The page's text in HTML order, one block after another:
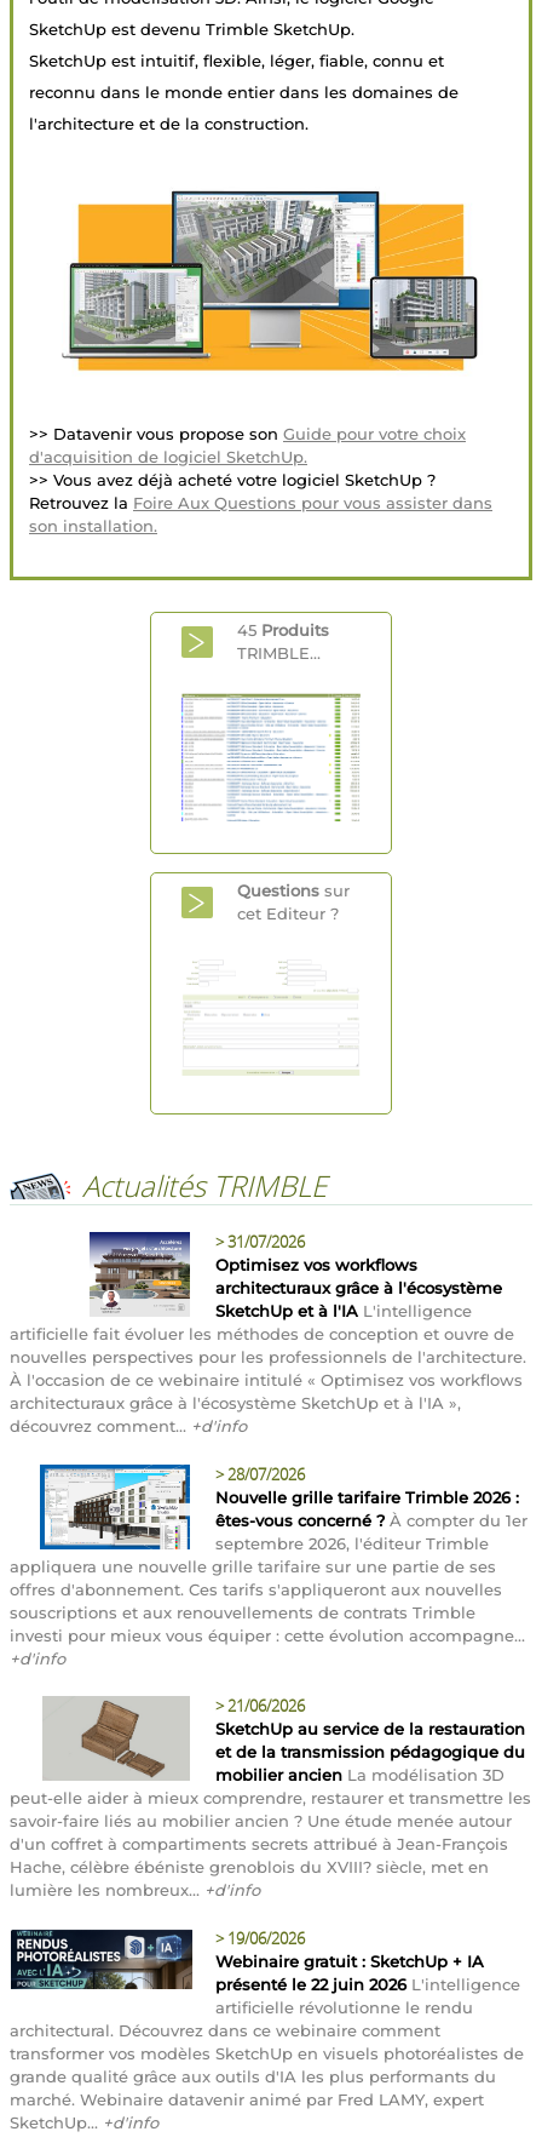
SketchUp est devenu Trimble SketchUp.
SketchUp est intuitif, flexible, léger, fiable, connu et
reconnu dans le monde entier dans les domaines de
l'architecture et de la construction.
>> Datavenir vous propose son Guide pour votre choix
d'acquisition de logiciel SketchUp.
>> Vous avez déjà acheté votre logiciel SketchUp ?
Retrouvez la Foire Aux Questions pour vous assister dans
son installation.
45 Produits
TRIMBLE...
Questions sur
cet Editeur ?
Actualités TRIMBLE
>31/07/2026
Optimisez vos workflows
architecturaux grâce à l'écosystème
SketchUp et à l'IA L'intelligence
artificielle fait évoluer les méthodes de conception et ouvre de
nouvelles perspectives pour les professionnels de l'architecture.
À l'occasion de ce webinaire intitulé « Optimisez vos workflows
architecturaux grâce à l'écosystème SketchUp et à l'IA »,
découvrez comment... +d'info
>28/07/2026
Nouvelle grille tarifaire Trimble 2026 :
êtes-vous concerné ? À compter du 1er
septembre 2026, l'éditeur Trimble
appliquera une nouvelle grille tarifaire sur une partie de ses
offres d'abonnement. Ces tarifs s'appliqueront aux nouvelles
souscriptions et aux renouvellements de contrats Trimble
investi pour mieux vous équiper : cette évolution accompagne...
+d'info
>21/06/2026
SketchUp au service de la restauration
et de la transmission pédagogique du
mobilier ancien La modélisation 3D
peut-elle aider à mieux comprendre, restaurer et transmettre les
savoir-faire liés au mobilier ancien ? Une étude menée autour
d'un coffret à compartiments secrets attribué à Jean-François
Hache, célèbre ébéniste grenoblois du XVIII? siècle, met en
lumière les nombreux... +d'info
> 19/06/2026
Webinaire gratuit : SketchUp + IA
présenté le 22 juin 2026L'intelligence
artificielle révolutionne le rendu
architectural. Découvrez dans ce webinaire comment
transformer vos modèles SketchUp en visuels photoréalistes de
grande qualité grâce aux outils d'IA les plus performants du
marché. Webinaire datavenir animé par Fred LAMY, expert
SketchUp... +d'info